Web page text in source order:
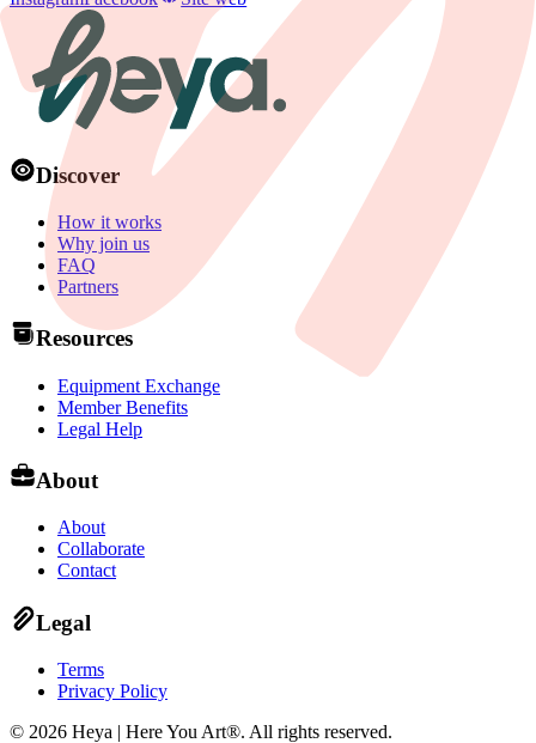
Discover
How it works
Why join us
FAQ
Partners
Resources
Equipment Exchange
Member Benefits
Legal Help
About
About
Collaborate
Contact
Legal
Terms
Privacy Policy
© 2026 Heya | Here You Art®. All rights reserved.